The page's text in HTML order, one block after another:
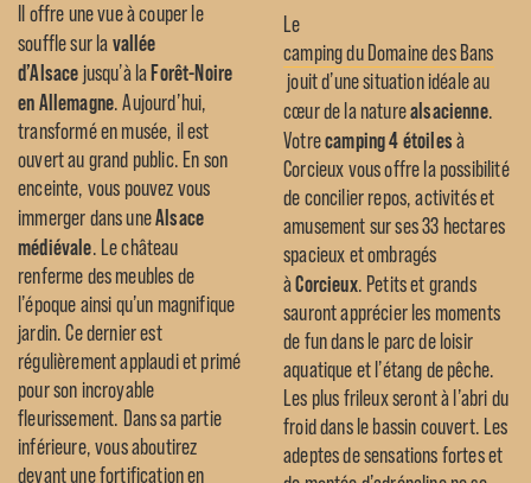
Il offre une vue à couper le
souffle sur lavallée
d’Alsace jusqu’à laForêt-Noire
en Allemagne. Aujourd’hui,
transformé en musée, il est
ouvert au grand public. En son
enceinte, vous pouvez vous
immerger dans uneAlsace
médiévale. Le château
renferme des meubles de
l’époque ainsi qu’un magnifique
jardin. Ce dernier est
régulièrement applaudi et primé
pour son incroyable
fleurissement. Dans sa partie
inférieure, vous aboutirez
devant une fortification en
Le
camping du Domaine des Bans
jouit d’une situation idéale au
cœur de la naturealsacienne.
Votrecamping 4 étoilesà
Corcieux vous offre la possibilité
de concilier repos, activités et
amusement sur ses 33 hectares
spacieux et ombragés
àCorcieux. Petits et grands
sauront apprécier les moments
de fun dans le parc de loisir
aquatique et l’étang de pêche.
Les plus frileux seront à l’abri du
froid dans le bassin couvert. Les
adeptes de sensations fortes et